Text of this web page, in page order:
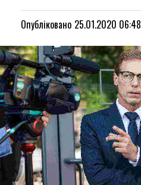
Опубліковано 25.01.2020 06:48